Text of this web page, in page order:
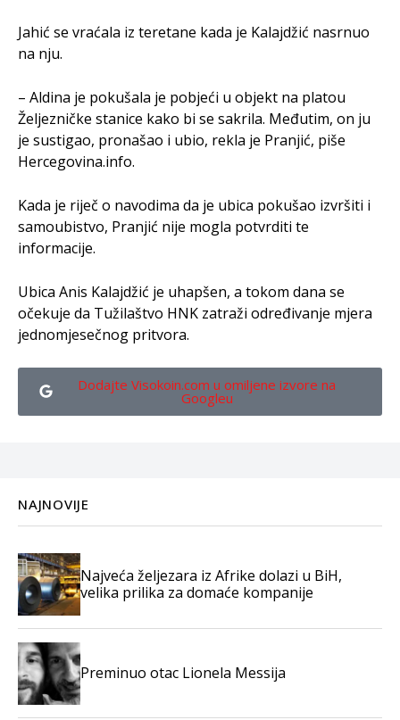
Jahić se vraćala iz teretane kada je Kalajdžić nasrnuo
na nju.
– Aldina je pokušala je pobjeći u objekt na platou
Željezničke stanice kako bi se sakrila. Međutim, on ju
je sustigao, pronašao i ubio, rekla je Pranjić, piše
Hercegovina.info.
Kada je riječ o navodima da je ubica pokušao izvršiti i
samoubistvo, Pranjić nije mogla potvrditi te
informacije.
Ubica Anis Kalajdžić je uhapšen, a tokom dana se
očekuje da Tužilaštvo HNK zatraži određivanje mjera
jednomjesečnog pritvora.
Dodajte Visokoin.com u omiljene izvore na
Googleu
NAJNOVIJE
Najveća željezara iz Afrike dolazi u BiH,
velika prilika za domaće kompanije
Preminuo otac Lionela Messija